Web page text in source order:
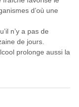
d’où une
n’y a pas de
de jours.
prolonge aussi la